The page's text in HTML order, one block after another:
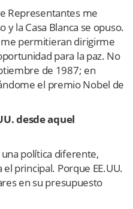
Representantes me
y la Casa Blanca se opuso.
permitieran dirigirme
para la paz. No
de 1987; en
el premio Nobel de
desde aquel
política diferente,
principal. Porque EE.UU.
en su presupuesto